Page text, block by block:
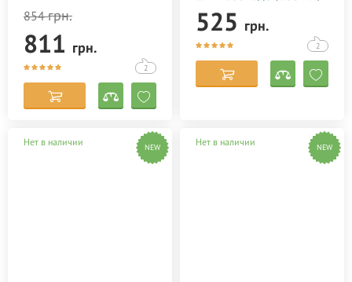
854грн.
811 грн.
2
525 грн.
2
Нет в наличии NEW Нет в наличии NEW